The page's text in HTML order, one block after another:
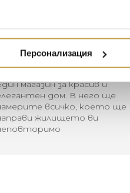
Персонализация
Иван Иванов
2020-05-20
магазин за красив и
дом. В него ще
всичко, което ще
жилището ви